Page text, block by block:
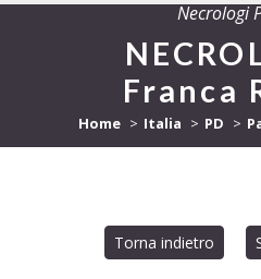
Necrologi
Franca
Home Italia PD
Torna indietro